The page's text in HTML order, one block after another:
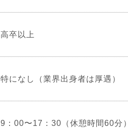
高卒以上
特になし（業界出身者は厚遇）
9：00〜17：30（休憩時間60分）